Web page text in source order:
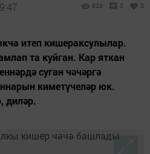
823 0 0
итеп кишераксулылар.
та куйган. Кар яткан
суган чәчәргә
киметүчеләр юк.
диләр.